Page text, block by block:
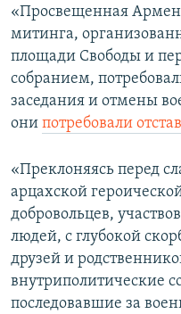
«Просвещенная
митинга,
площади Свободы и
собранием,
заседания и отмены
они потребовали
«Преклоняясь перед
арцахской
добровольцев,
людей, с глубокой
друзей и
внутриполитические
последовавшие за